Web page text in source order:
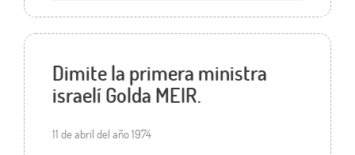
Dimite la primera ministra
israelí Golda MEIR.
11 de abril del año 1974